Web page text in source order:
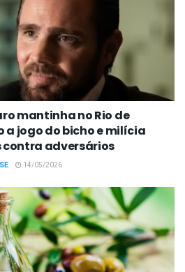
mantinha no Rio de
a jogo do bicho e milícia
adversários
14/05/2026